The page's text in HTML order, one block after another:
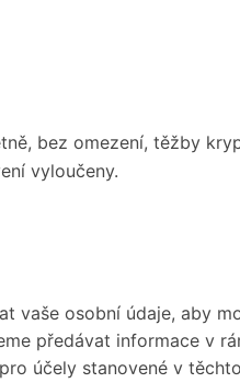
bez omezení, těžby
vyloučeny.
vaše osobní údaje, aby
předávat informace v
účely stanovené v